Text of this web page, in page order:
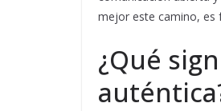
mejor este camino, es
¿Qué